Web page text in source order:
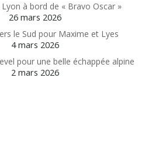
à bord de « Bravo Oscar »
26 mars 2026
le Sud pour Maxime et Lyes
4 mars 2026
pour une belle échappée alpine
2 mars 2026